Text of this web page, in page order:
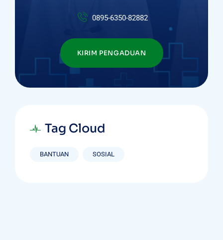
0895-6350-82882
KIRIM PENGADUAN
Tag Cloud
BANTUAN SOSIAL